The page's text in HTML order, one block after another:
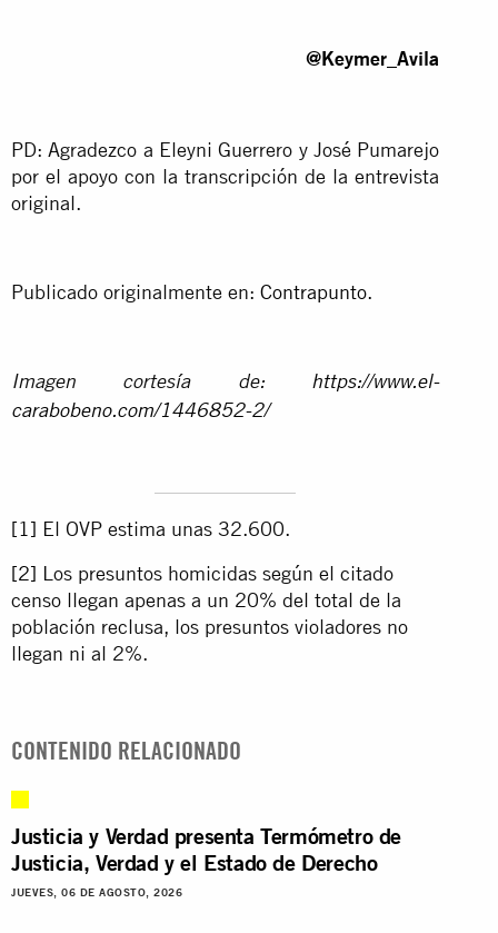
@Keymer_Avila
PD: Agradezco a Eleyni Guerrero y José Pumarejo
por el apoyo con la transcripción de la entrevista
original.
Publicado originalmente en: Contrapunto.
Imagen cortesía de: https://www.el-
carabobeno.com/1446852-2/
[1] El OVP estima unas 32.600.
[2] Los presuntos homicidas según el citado
censo llegan apenas a un 20% del total de la
población reclusa, los presuntos violadores no
llegan ni al 2%.
CONTENIDO RELACIONADO
Justicia y Verdad presenta Termómetro de
Justicia, Verdad y el Estado de Derecho
JUEVES, 06 DE AGOSTO, 2026